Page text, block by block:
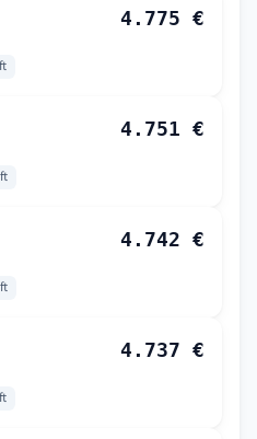
4.775 €
4.751 €
4.742 €
4.737 €